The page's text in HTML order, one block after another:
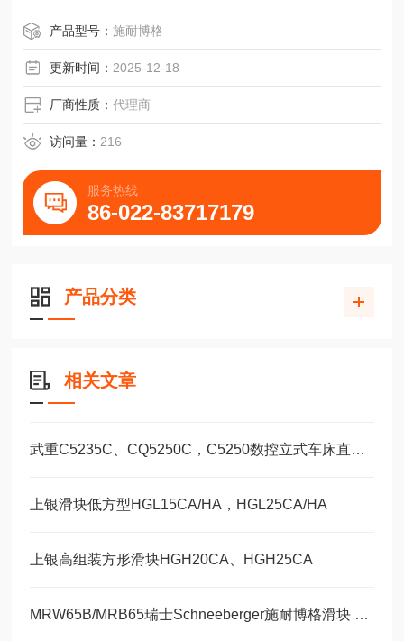
NRV38144导轨NRV26132滚动滑块NRV1907711
产品型号：施耐博格
更新时间： 2025-12-18
厂商性质：代理商
访问量： 216
服务热线
86-022-83717179
产品分类
相关文章
武重C5235C、CQ5250C，C5250数控立式车床直线运动滑块WEH35CA/WEW35CC
上银滑块低方型HGL15CA/HA，HGL25CA/HA
上银高组装方形滑块HGH20CA、HGH25CA
MRW65B/MRB65瑞士Schneeberger施耐博格滑块 导轨